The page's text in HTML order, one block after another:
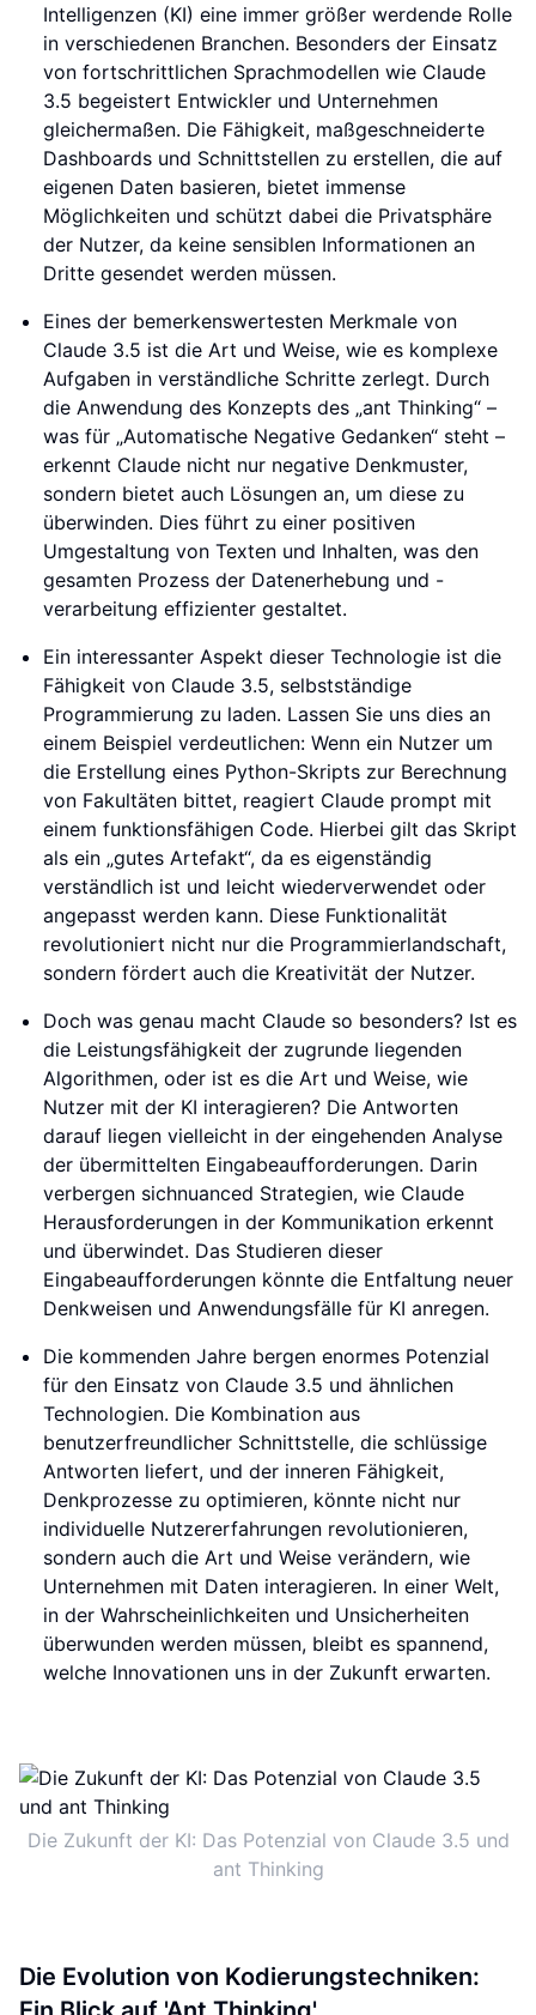
Intelligenzen (KI) eine immer größer werdende Rolle
in verschiedenen Branchen. Besonders der Einsatz
von fortschrittlichen Sprachmodellen wie Claude
3.5 begeistert Entwickler und Unternehmen
gleichermaßen. Die Fähigkeit, maßgeschneiderte
Dashboards und Schnittstellen zu erstellen, die auf
eigenen Daten basieren, bietet immense
Möglichkeiten und schützt dabei die Privatsphäre
der Nutzer, da keine sensiblen Informationen an
Dritte gesendet werden müssen.
Eines der bemerkenswertesten Merkmale von
Claude 3.5 ist die Art und Weise, wie es komplexe
Aufgaben in verständliche Schritte zerlegt. Durch
die Anwendung des Konzepts des „ant Thinking“ –
was für „Automatische Negative Gedanken“ steht –
erkennt Claude nicht nur negative Denkmuster,
sondern bietet auch Lösungen an, um diese zu
überwinden. Dies führt zu einer positiven
Umgestaltung von Texten und Inhalten, was den
gesamten Prozess der Datenerhebung und -
verarbeitung effizienter gestaltet.
Ein interessanter Aspekt dieser Technologie ist die
Fähigkeit von Claude 3.5, selbstständige
Programmierung zu laden. Lassen Sie uns dies an
einem Beispiel verdeutlichen: Wenn ein Nutzer um
die Erstellung eines Python-Skripts zur Berechnung
von Fakultäten bittet, reagiert Claude prompt mit
einem funktionsfähigen Code. Hierbei gilt das Skript
als ein „gutes Artefakt“, da es eigenständig
verständlich ist und leicht wiederverwendet oder
angepasst werden kann. Diese Funktionalität
revolutioniert nicht nur die Programmierlandschaft,
sondern fördert auch die Kreativität der Nutzer.
Doch was genau macht Claude so besonders? Ist es
die Leistungsfähigkeit der zugrunde liegenden
Algorithmen, oder ist es die Art und Weise, wie
Nutzer mit der KI interagieren? Die Antworten
darauf liegen vielleicht in der eingehenden Analyse
der übermittelten Eingabeaufforderungen. Darin
verbergen sichnuanced Strategien, wie Claude
Herausforderungen in der Kommunikation erkennt
und überwindet. Das Studieren dieser
Eingabeaufforderungen könnte die Entfaltung neuer
Denkweisen und Anwendungsfälle für KI anregen.
Die kommenden Jahre bergen enormes Potenzial
für den Einsatz von Claude 3.5 und ähnlichen
Technologien. Die Kombination aus
benutzerfreundlicher Schnittstelle, die schlüssige
Antworten liefert, und der inneren Fähigkeit,
Denkprozesse zu optimieren, könnte nicht nur
individuelle Nutzererfahrungen revolutionieren,
sondern auch die Art und Weise verändern, wie
Unternehmen mit Daten interagieren. In einer Welt,
in der Wahrscheinlichkeiten und Unsicherheiten
überwunden werden müssen, bleibt es spannend,
welche Innovationen uns in der Zukunft erwarten.
Die Zukunft der KI: Das Potenzial von Claude 3.5 und
ant Thinking
Die Evolution von Kodierungstechniken: